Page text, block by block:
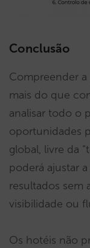
Conclusão
Compreender
mais do que
analisar todo o
oportunidades
global, livre da
poderá ajustar
resultados sem
visibilidade ou
Os hotéis não